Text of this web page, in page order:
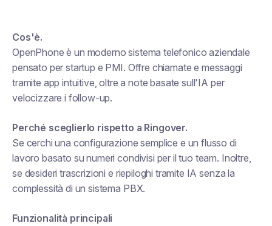
Cos'è.
OpenPhone è un moderno sistema telefonico aziendale
pensato per startup e PMI. Offre chiamate e messaggi
tramite app intuitive, oltre a note basate sull'IA per
velocizzare i follow-up.
Perché sceglierlo rispetto a Ringover.
Se cerchi una configurazione semplice e un flusso di
lavoro basato su numeri condivisi per il tuo team. Inoltre,
se desideri trascrizioni e riepiloghi tramite IA senza la
complessità di un sistema PBX.
Funzionalità principali